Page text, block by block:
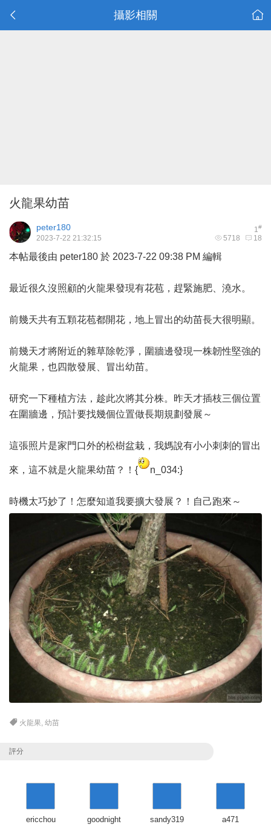
攝影相關
火龍果幼苗
1#
peter180
5718 18
2023-7-22 21:32:15
本帖最後由 peter180 於 2023-7-22 09:38 PM 編輯
最近很久沒照顧的火龍果發現有花苞，趕緊施肥、澆水。
前幾天共有五顆花苞都開花，地上冒出的幼苗長大很明顯。
前幾天才將附近的雜草除乾淨，圍牆邊發現一株韌性堅強的
火龍果，也四散發展、冒出幼苗。
研究一下種植方法，趁此次將其分株。昨天才插枝三個位置
在圍牆邊，預計要找幾個位置做長期規劃發展～
這張照片是家門口外的松樹盆栽，我媽說有小小刺刺的冒出
來，這不就是火龍果幼苗？！{ n_034:}
時機太巧妙了！怎麼知道我要擴大發展？！自己跑來～
火龍果 ,幼苗
評分
ericchou
goodnight
sandy319
a471